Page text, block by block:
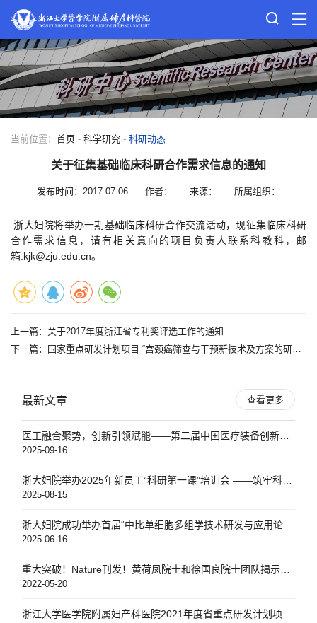
当前位置： 首页 - 科学研究 - 科研动态
关于征集基础临床科研合作需求信息的通知
发布时间：2017-07-06 作者： 来源： 所属组织：
浙大妇院将举办一期基础临床科研合作交流活动，现征集临床科研
合作需求信息，请有相关意向的项目负责人联系科教科，邮
箱:kjk@zju.edu.cn。
上一篇： 关于2017年度浙江省专利奖评选工作的通知
下一篇：
国家重点研发计划项目 “宫颈癌筛查与干预新技术及方案的研究”成功启动
最新文章 查看更多
2025-09-16
2025-08-15
2025-06-16
2022-05-20